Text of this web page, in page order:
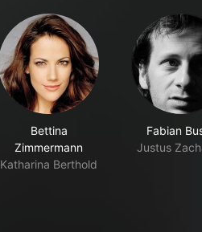
Bettina
Zimmermann
Katharina Berthold
Fabian
Justus